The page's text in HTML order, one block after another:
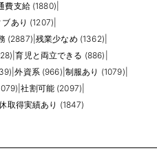
費支給 (1880)
あり (1207)
(2887) 残業少なめ (1362)
|育児と両立できる (886)
|外資系 (966) 制服あり (1079)
|社割可能 (2097)
取得実績あり (1847)